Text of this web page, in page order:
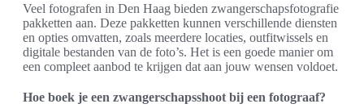
Veel fotografen in Den Haag bieden zwangerschapsfotografie
pakketten aan. Deze pakketten kunnen verschillende diensten
en opties omvatten, zoals meerdere locaties, outfitwissels en
digitale bestanden van de foto’s. Het is een goede manier om
een compleet aanbod te krijgen dat aan jouw wensen voldoet.
Hoe boek je een zwangerschapsshoot bij een fotograaf?